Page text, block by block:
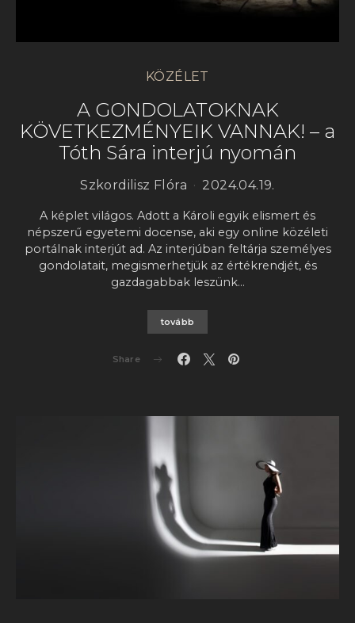
KÖZÉLET
A GONDOLATOKNAK
KÖVETKEZMÉNYEIK VANNAK! – a
Tóth Sára interjú nyomán
Szkordilisz Flóra 2024.04.19.
A képlet világos. Adott a Károli egyik elismert és
népszerű egyetemi docense, aki egy online közéleti
portálnak interjút ad. Az interjúban feltárja személyes
gondolatait, megismerhetjük az értékrendjét, és
gazdagabbak leszünk…
tovább
Share